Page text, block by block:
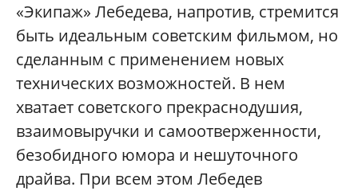
«Экипаж» Лебедева, напротив, стремится
быть идеальным советским фильмом, но
сделанным с применением новых
технических возможностей. В нем
хватает советского прекраснодушия,
взаимовыручки и самоотверженности,
безобидного юмора и нешуточного
драйва. При всем этом Лебедев